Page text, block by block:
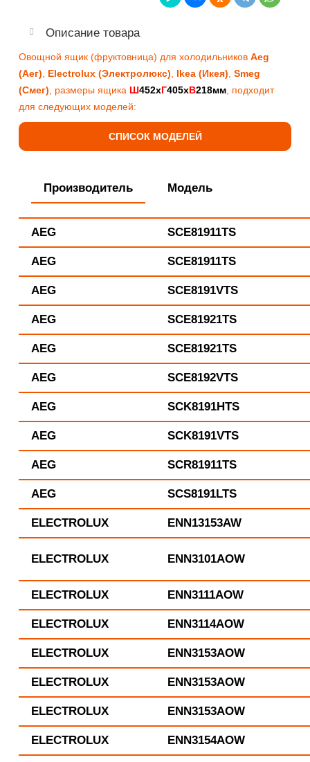
Описание товара
Овощной ящик (фруктовница) для холодильников Aeg
(Аег)
Electrolux (Электролюкс) Ikea (Икея) Smeg
(Смег) , размеры ящика Ш452хГ405хВ218мм , подходит
для следующих моделей:
СПИСОК МОДЕЛЕЙ
Производитель Модель
AEG SCE81911TS
AEG SCE81911TS
AEG SCE8191VTS
AEG SCE81921TS
AEG SCE81921TS
AEG SCE8192VTS
AEG SCK8191HTS
AEG SCK8191VTS
AEG SCR81911TS
AEG SCS8191LTS
ELECTROLUX ENN13153AW
ELECTROLUX ENN3101AOW
ELECTROLUX ENN3111AOW
ELECTROLUX ENN3114AOW
ELECTROLUX ENN3153AOW
ELECTROLUX ENN3153AOW
ELECTROLUX ENN3153AOW
ELECTROLUX ENN3154AOW